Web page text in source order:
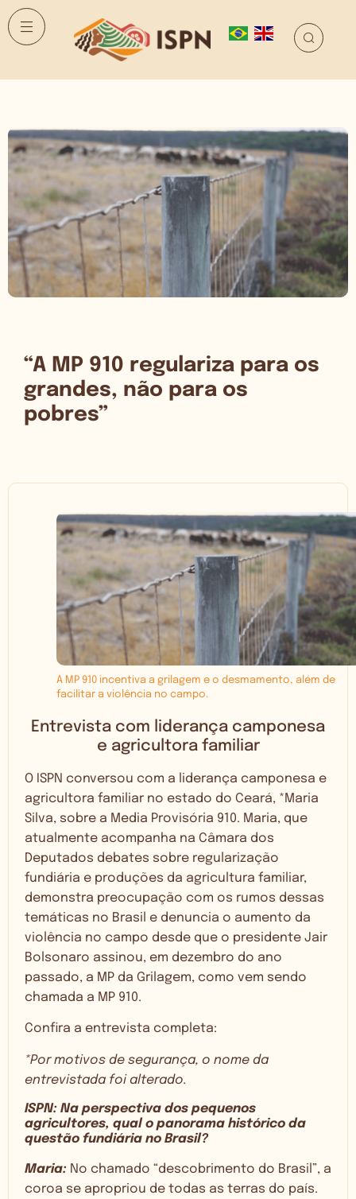
“A MP 910 regulariza para os
grandes, não para os
pobres”
A MP 910 incentiva a grilagem e o desmamento, além de
facilitar a violência no campo.
Entrevista com liderança camponesa
e agricultora familiar
O ISPN conversou com a liderança camponesa e
agricultora familiar no estado do Ceará, *Maria
Silva, sobre a Media Provisória 910. Maria, que
atualmente acompanha na Câmara dos
Deputados debates sobre regularização
fundiária e produções da agricultura familiar,
demonstra preocupação com os rumos dessas
temáticas no Brasil e denuncia o aumento da
violência no campo desde que o presidente Jair
Bolsonaro assinou, em dezembro do ano
passado, a MP da Grilagem, como vem sendo
chamada a MP 910.
Confira a entrevista completa:
*Por motivos de segurança, o nome da
entrevistada foi alterado.
ISPN: Na perspectiva dos pequenos
agricultores, qual o panorama histórico da
questão fundiária no Brasil?
Maria: No chamado “descobrimento do Brasil”, a
coroa se apropriou de todas as terras do país.